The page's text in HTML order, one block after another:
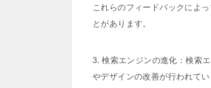
これらのフィードバックによ
とがあります。
3. 検索エンジンの進化：検索
やデザインの改善が行われてい